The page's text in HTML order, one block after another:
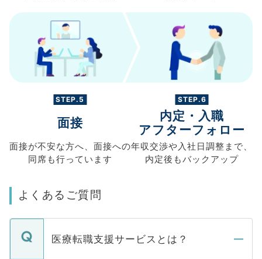
STEP.5
面接
面接が不安な方へ、 面接への
同席も行っています
STEP.6
内定・入職
アフターフォロー
年収交渉や入社日調整まで、
内定後もバックアップ
よくあるご質問
医療転職支援サービスとは？